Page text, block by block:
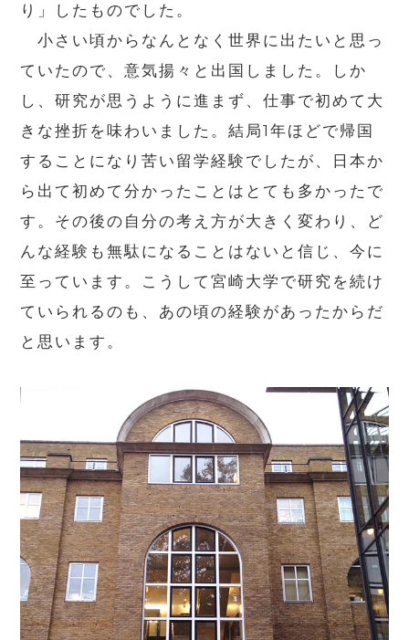
り」したものでした。
小さい頃からなんとなく世界に出たいと思っ
ていたので、意気揚々と出国しました。しか
し、研究が思うように進まず、仕事で初めて大
きな挫折を味わいました。結局1年ほどで帰国
することになり苦い留学経験でしたが、日本か
ら出て初めて分かったことはとても多かったで
す。その後の自分の考え方が大きく変わり、ど
んな経験も無駄になることはないと信じ、今に
至っています。こうして宮崎大学で研究を続け
ていられるのも、あの頃の経験があったからだ
と思います。